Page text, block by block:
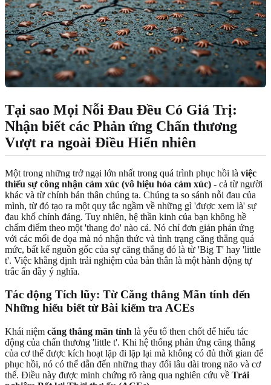
Tại sao Mọi Nỗi Đau Đều Có Giá Trị:
Nhận biết các Phản ứng Chấn thương
Vượt ra ngoài Điều Hiển nhiên
Một trong những trở ngại lớn nhất trong quá trình phục hồi là việc
thiếu sự công nhận cảm xúc (vô hiệu hóa cảm xúc) - cả từ người
khác và từ chính bản thân chúng ta. Chúng ta so sánh nỗi đau của
mình, từ đó tạo ra một quy tắc ngầm về những gì 'được xem là' sự
đau khổ chính đáng. Tuy nhiên, hệ thần kinh của bạn không hề
chấm điểm theo một 'thang đo' nào cả. Nó chỉ đơn giản phản ứng
với các mối đe dọa mà nó nhận thức và tình trạng căng thẳng quá
mức, bất kể nguồn gốc của sự căng thẳng đó là từ 'Big T' hay 'little
t'. Việc khẳng định trải nghiệm của bản thân là một hành động tự
trắc ẩn đầy ý nghĩa.
Tác động Tích lũy: Từ Căng thẳng Mãn tính đến
Những hiểu biết từ Bài kiểm tra ACEs
Khái niệm căng thẳng mãn tính là yếu tố then chốt để hiểu tác
động của chấn thương 'little t'. Khi hệ thống phản ứng căng thẳng
của cơ thể được kích hoạt lặp đi lặp lại mà không có đủ thời gian để
phục hồi, nó có thể dẫn đến những thay đổi lâu dài trong não và cơ
thể. Điều này được minh chứng rõ ràng qua nghiên cứu về Trải